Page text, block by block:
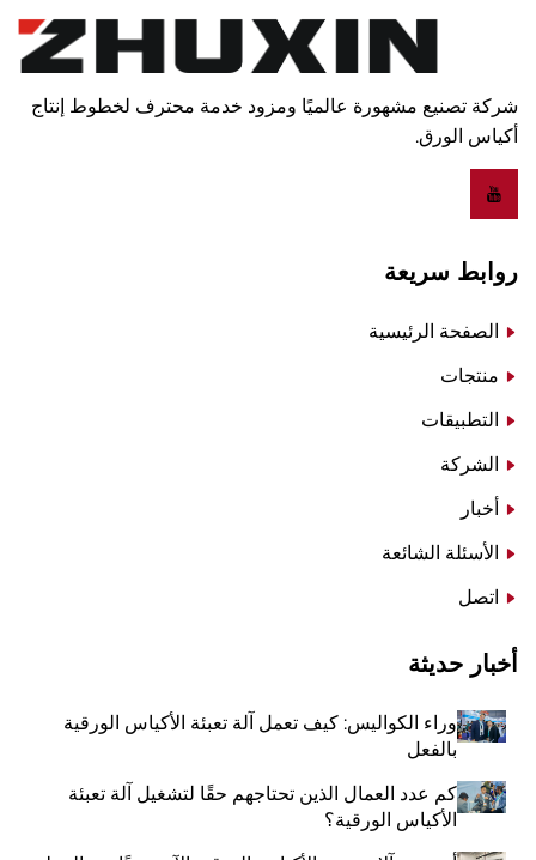
شركة تصنيع مشهورة عالميًا ومزود خدمة محترف لخطوط إنتاج
أكياس الورق.
روابط سريعة
الصفحة الرئيسية
منتجات
التطبيقات
الشركة
أخبار
الأسئلة الشائعة
اتصل
أخبار حديثة
وراء الكواليس: كيف تعمل آلة تعبئة الأكياس الورقية
بالفعل
كم عدد العمال الذين تحتاجهم حقًا لتشغيل آلة تعبئة
الأكياس الورقية؟